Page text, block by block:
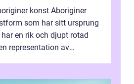
konst Aboriginer
som har sitt ursprung
en rik och djupt rotad
representation av